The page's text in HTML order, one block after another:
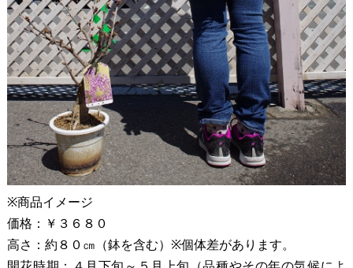
※商品イメージ
価格：￥３６８０
高さ：約８０㎝（鉢を含む）※個体差があります。